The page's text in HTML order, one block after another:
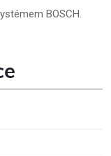
BOSCH.